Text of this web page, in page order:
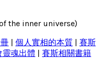
the inner universe)
個人實相的本質
賽斯
魂出體
賽斯相關書籍